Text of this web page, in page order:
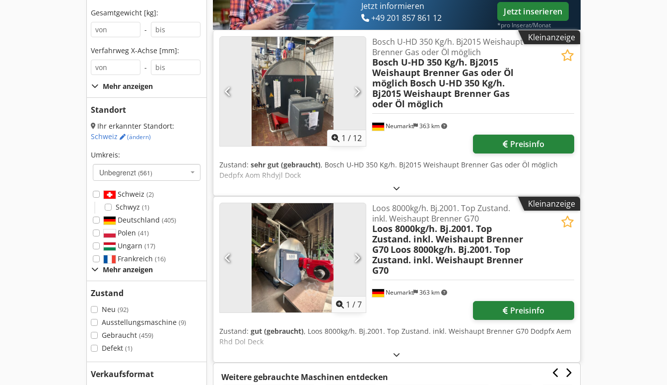
Gesamtgewicht [kg]:
-
Verfahrweg X-Achse [mm]:
-
Mehr anzeigen
Standort
Ihr erkannter Standort:
Schweiz
(ändern)
Umkreis:
Unbegrenzt (561)
Schweiz (2)
Schwyz (1)
Deutschland (405)
Polen (41)
Ungarn (17)
Frankreich (16)
Mehr anzeigen
Zustand
Neu (92)
Ausstellungsmaschine (9)
Gebraucht (459)
Defekt (1)
Verkaufsformat
Jetzt informieren
+49 201 857 861 12
Jetzt inserieren
*pro Inserat/Monat
Kleinanzeige
1 / 12
Neumarkt 363 km
Bosch U-HD 350 Kg/h. Bj2015 Weishaupt
Brenner Gas oder Öl möglich
Bosch U-HD 350 Kg/h. Bj2015
Weishaupt Brenner Gas oder Öl
möglich Bosch U-HD 350 Kg/h.
Bj2015 Weishaupt Brenner Gas
oder Öl möglich
Preisinfo
Zustand: sehr gut (gebraucht), Bosch U-HD 350 Kg/h. Bj2015 Weishaupt Brenner Gas oder Öl möglich
Dedpfx Aom Rhdyjl Dock
Kleinanzeige
1 /7
Neumarkt 363 km
Loos 8000kg/h. Bj.2001. Top Zustand.
inkl. Weishaupt Brenner G70
Loos 8000kg/h. Bj.2001. Top
Zustand. inkl. Weishaupt Brenner
G70 Loos 8000kg/h. Bj.2001. Top
Zustand. inkl. Weishaupt Brenner
G70
Preisinfo
Zustand: gut (gebraucht), Loos 8000kg/h. Bj.2001. Top Zustand. inkl. Weishaupt Brenner G70 Dodpfx Aem
Rhd Dol Deck
Weitere gebrauchte Maschinen entdecken